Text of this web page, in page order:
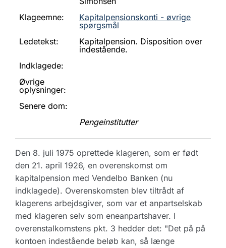
Klageemne:
Kapitalpensionskonti - øvrige
spørgsmål
Ledetekst:
Kapitalpension. Disposition over
indestående.
Indklagede:
Øvrige
oplysninger:
Senere dom:
Pengeinstitutter
Den 8. juli 1975 oprettede klageren, som er født
den 21. april 1926, en overenskomst om
kapitalpension med Vendelbo Banken (nu
indklagede). Overenskomsten blev tiltrådt af
klagerens arbejdsgiver, som var et anpartselskab
med klageren selv som eneanpartshaver. I
overenstalkomstens pkt. 3 hedder det: "Det på på
kontoen indestående beløb kan, så længe